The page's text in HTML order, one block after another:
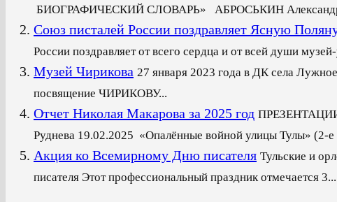
БИОГРАФИЧЕСКИЙ СЛОВАРЬ» АБРОСЬКИН Александр
Союз писталей России поздравляет Ясную
России поздравляет от всего сердца и от всей души
Музей Чирикова 27 января 2023 года в ДК села
посвящение ЧИРИКОВУ...
Отчет Николая Макарова за 2025 год ПРЕЗЕНТАЦИИ
Руднева 19.02.2025 «Опалённые войной улицы Тулы» (2-е
Акция ко Всемирному Дню писателя Тульские и
писателя Этот профессиональный праздник отмечается 3...